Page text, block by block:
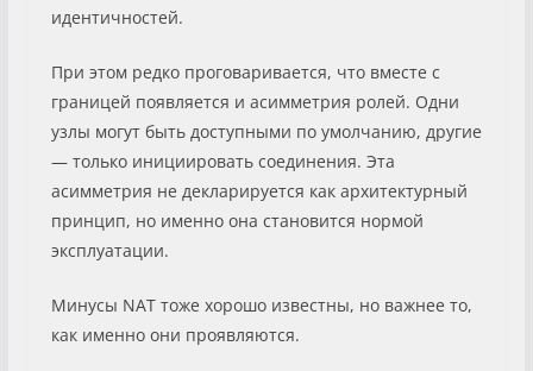
идентичностей.
При этом редко проговаривается, что вместе с
границей появляется и асимметрия ролей. Одни
узлы могут быть доступными по умолчанию, другие
— только инициировать соединения. Эта
асимметрия не декларируется как архитектурный
принцип, но именно она становится нормой
эксплуатации.
Минусы NAT тоже хорошо известны, но важнее то,
как именно они проявляются.